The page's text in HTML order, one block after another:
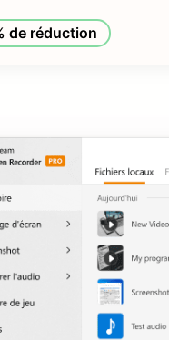
de réduction